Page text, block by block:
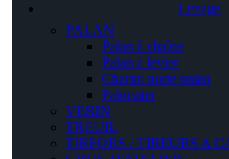
Levage
PALAN
Palan à chaîne
Palan à levier
Chariot porte palan
Palonnier
VERIN
TREUIL
TIRFORS / TIREURS A